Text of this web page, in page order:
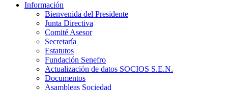
Información
Bienvenida del Presidente
Junta Directiva
Comité Asesor
Secretaría
Estatutos
Fundación Senefro
Actualización de datos SOCIOS S.E.N.
Documentos
Asambleas Sociedad